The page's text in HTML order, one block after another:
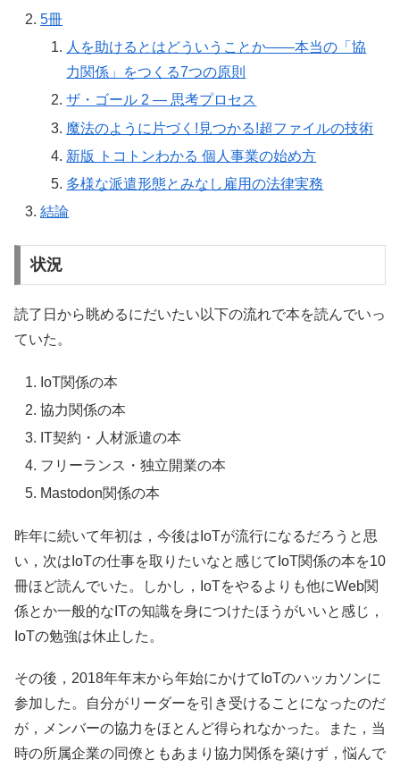
5冊
人を助けるとはどういうことか――本当の「協
力関係」をつくる7つの原則
ザ・ゴール 2 ― 思考プロセス
魔法のように片づく!見つかる!超ファイルの技術
新版 トコトンわかる 個人事業の始め方
多様な派遣形態とみなし雇用の法律実務
結論
状況
読了日から眺めるにだいたい以下の流れで本を読んでいっ
ていた。
IoT関係の本
協力関係の本
IT契約・人材派遣の本
フリーランス・独立開業の本
Mastodon関係の本
昨年に続いて年初は，今後はIoTが流行になるだろうと思
い，次はIoTの仕事を取りたいなと感じてIoT関係の本を10
冊ほど読んでいた。しかし，IoTをやるよりも他にWeb関
係とか一般的なITの知識を身につけたほうがいいと感じ，
IoTの勉強は休止した。
その後，2018年年末から年始にかけてIoTのハッカソンに
参加した。自分がリーダーを引き受けることになったのだ
が，メンバーの協力をほとんど得られなかった。また，当
時の所属企業の同僚ともあまり協力関係を築けず，悩んで